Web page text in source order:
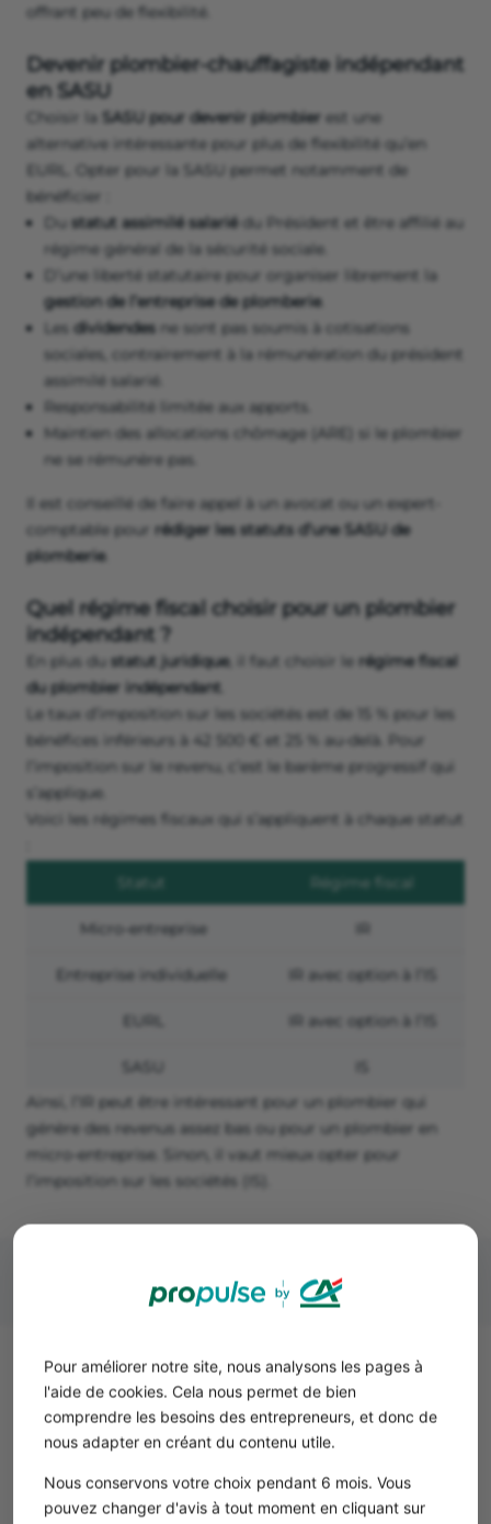
Pour améliorer notre site, nous analysons les pages à
l'aide de cookies. Cela nous permet de bien
comprendre les besoins des entrepreneurs, et donc de
nous adapter en créant du contenu utile.
Nous conservons votre choix pendant 6 mois. Vous
pouvez changer d'avis à tout moment en cliquant sur
offrant peu de flexibilité.
Devenir plombier-chauffagiste indépendant
en SASU
Choisir la SASU pour devenir plombier est une
alternative intéressante pour plus de flexibilité qu’en
EURL. Opter pour la SASU permet notamment de
bénéficier :
Du statut assimilé salarié du Président et être affilié au
régime général de la sécurité sociale.
D’une liberté statutaire pour organiser librement la
gestion de l’entreprise de plomberie.
Les dividendes ne sont pas soumis à cotisations
sociales, contrairement à la rémunération du président
assimilé salarié.
Responsabilité limitée aux apports.
Maintien des allocations chômage (ARE) si le plombier
ne se rémunère pas.
Il est conseillé de faire appel à un avocat ou un expert-
comptable pour rédiger les statuts d’une SASU de
plomberie.
Quel régime fiscal choisir pour un plombier
indépendant ?
En plus du statut juridique, il faut choisir le régime fiscal
du plombier indépendant
Le taux d’imposition sur les sociétés est de 15 % pour les
bénéfices inférieurs à 42 500 € et 25 % au-delà. Pour
l’imposition sur le revenu, c’est le barème progressif qui
s’applique.
Voici les régimes fiscaux qui s’appliquent à chaque statut
Statut
Régime fiscal
Micro-entreprise
Entreprise individuelle IR avec option à l’IS
IR avec option à l’IS
SASU
Ainsi, l’IR peut être intéressant pour un plombier qui
génère des revenus assez bas ou pour un plombier en
micro-entreprise. Sinon, il vaut mieux opter pour
l’imposition sur les sociétés (IS).
Combien gagne un plombier
indépendant ?
Lerevenu moyen d’un plombier auto-entrepreneur
géographique. Le métier étant en demande, un plombier